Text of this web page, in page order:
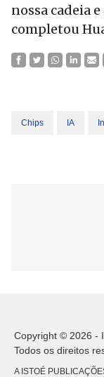
nossa cadeia
completou
Chips IA
Copyright © 2026 -
Todos os direitos
A ISTOÉ